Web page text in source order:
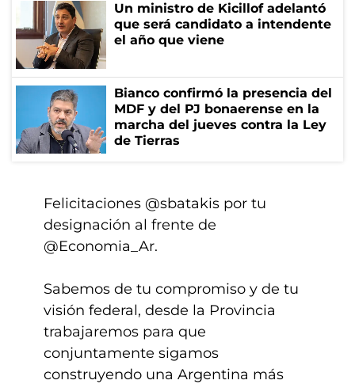
Un ministro de Kicillof adelantó
que será candidato a intendente
el año que viene
Bianco confirmó la presencia del
MDF y del PJ bonaerense en la
marcha del jueves contra la Ley
de Tierras
Felicitaciones @sbatakis por tu
designación al frente de
@Economia_Ar.
Sabemos de tu compromiso y de tu
visión federal, desde la Provincia
trabajaremos para que
conjuntamente sigamos
construyendo una Argentina más